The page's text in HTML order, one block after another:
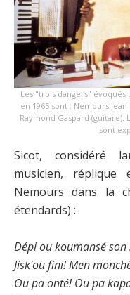
Les "trois dangers"
en 1965 sont : Nemours
Raymond Gaspard (guitare).
sont
Sicot, considéré
musicien,
Nemours dans la
étendards) :
Dépi ou koumansé
Jisk'ou fini! Men
Ou pa onté! Ou pa